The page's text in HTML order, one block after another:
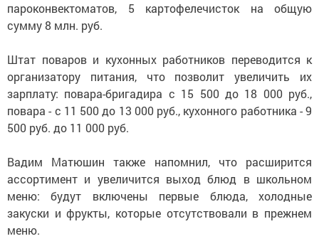
пароконвектоматов, 5 картофелечисток на общую
сумму 8 млн. руб.
Штат поваров и кухонных работников переводится к
организатору питания, что позволит увеличить их
зарплату: повара-бригадира с 15 500 до 18 000 руб.,
повара - с 11 500 до 13 000 руб., кухонного работника - 9
500 руб. до 11 000 руб.
Вадим Матюшин также напомнил, что расширится
ассортимент и увеличится выход блюд в школьном
меню: будут включены первые блюда, холодные
закуски и фрукты, которые отсутствовали в прежнем
меню.